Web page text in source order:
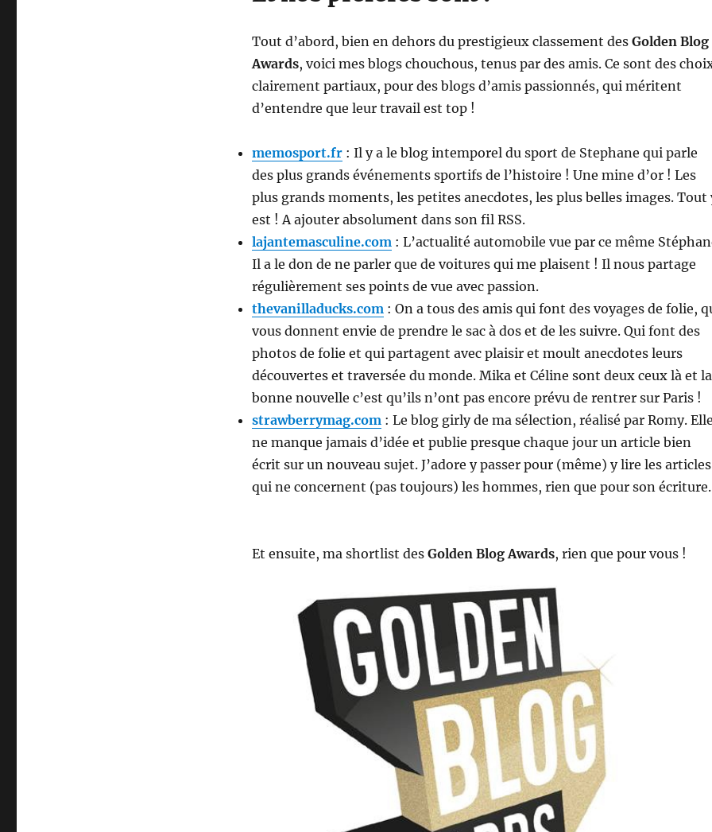
Tout d’abord, bien en dehors du prestigieux classement des Golden Blog
Awards, voici mes blogs chouchous, tenus par des amis. Ce sont des
clairement partiaux, pour des blogs d’amis passionnés, qui méritent
d’entendre que leur travail est top !
memosport.fr: Il y a le blog intemporel du sport de Stephane qui parle
des plus grands événements sportifs de l’histoire ! Une mine d’or ! Les
plus grands moments, les petites anecdotes, les plus belles images. Tout
est ! A ajouter absolument dans son fil RSS.
lajantemasculine.com: L’actualité automobile vue par ce même
Il a le don de ne parler que de voitures qui me plaisent ! Il nous partage
régulièrement ses points de vue avec passion.
thevanilladucks.com: On a tous des amis qui font des voyages de folie,
vous donnent envie de prendre le sac à dos et de les suivre. Qui font des
photos de folie et qui partagent avec plaisir et moult anecdotes leurs
découvertes et traversée du monde. Mika et Céline sont deux ceux là et la
bonne nouvelle c’est qu’ils n’ont pas encore prévu de rentrer sur Paris !
strawberrymag.com: Le blog girly de ma sélection, réalisé par Romy.
ne manque jamais d’idée et publie presque chaque jour un article bien
écrit sur un nouveau sujet. J’adore y passer pour (même) y lire les articles
qui ne concernent (pas toujours) les hommes, rien que pour son écriture.
Et ensuite, ma shortlist des Golden Blog Awards, rien que pour vous !